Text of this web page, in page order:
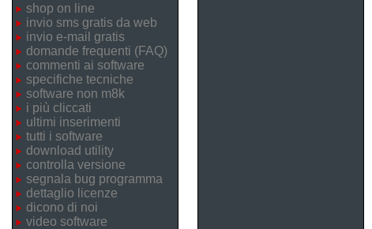
shop on line
invio sms gratis da web
invio e-mail gratis
domande frequenti (FAQ)
commenti ai software
specifiche tecniche
software non m8k
i più cliccati
ultimi inserimenti
tutti i software
download utility
controlla versione
segnala bug programma
dettaglio licenze
dicono di noi
video software